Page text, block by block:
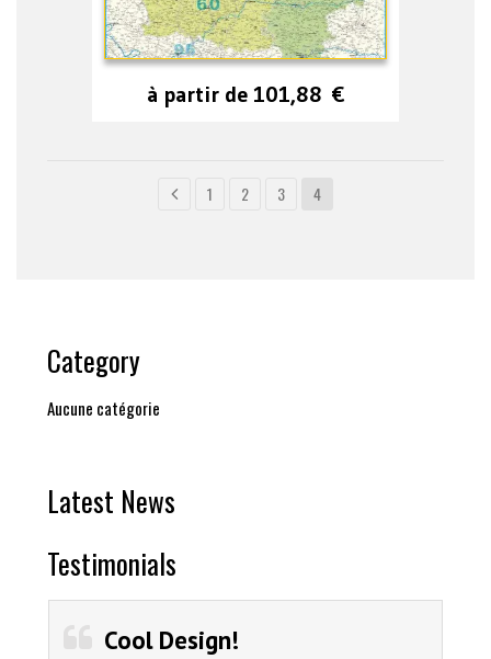
à partir de 101,88 €
1 2 3 4
Category
Aucune catégorie
Latest News
Testimonials
Cool Design!